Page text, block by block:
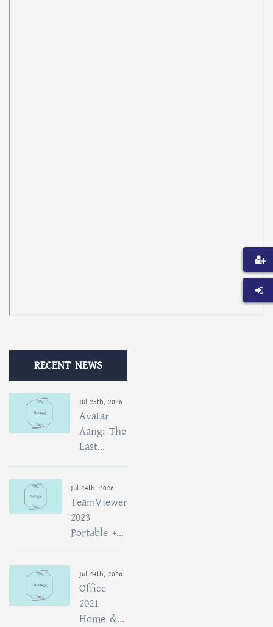
RECENT NEWS
Jul 25th, 2026
Avatar
Aang: The
Last...
Jul 24th, 2026
TeamViewer
2023
Portable +...
Jul 24th, 2026
Office
2021
Home &...